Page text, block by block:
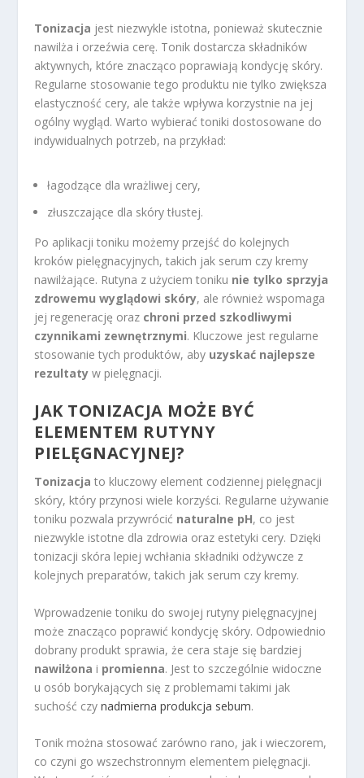
Tonizacja jest niezwykle istotna, ponieważ skutecznie
nawilża i orzeźwia cerę. Tonik dostarcza składników
aktywnych, które znacząco poprawiają kondycję skóry.
Regularne stosowanie tego produktu nie tylko zwiększa
elastyczność cery, ale także wpływa korzystnie na jej
ogólny wygląd. Warto wybierać toniki dostosowane do
indywidualnych potrzeb, na przykład:
łagodzące dla wrażliwej cery,
złuszczające dla skóry tłustej.
Po aplikacji toniku możemy przejść do kolejnych
kroków pielęgnacyjnych, takich jak serum czy kremy
nawilżające. Rutyna z użyciem toniku nie tylko sprzyja
zdrowemu wyglądowi skóry, ale również wspomaga
jej regenerację oraz chroni przed szkodliwymi
czynnikami zewnętrznymi. Kluczowe jest regularne
stosowanie tych produktów, aby uzyskać najlepsze
rezultaty w pielęgnacji.
JAK TONIZACJA MOŻE BYĆ
ELEMENTEM RUTYNY
PIELĘGNACYJNEJ?
Tonizacja to kluczowy element codziennej pielęgnacji
skóry, który przynosi wiele korzyści. Regularne używanie
toniku pozwala przywrócić naturalne pH, co jest
niezwykle istotne dla zdrowia oraz estetyki cery. Dzięki
tonizacji skóra lepiej wchłania składniki odżywcze z
kolejnych preparatów, takich jak serum czy kremy.
Wprowadzenie toniku do swojej rutyny pielęgnacyjnej
może znacząco poprawić kondycję skóry. Odpowiednio
dobrany produkt sprawia, że cera staje się bardziej
nawilżona i promienna. Jest to szczególnie widoczne
u osób borykających się z problemami takimi jak
suchość czynadmierna produkcja sebum.
Tonik można stosować zarówno rano, jak i wieczorem,
co czyni go wszechstronnym elementem pielęgnacji.